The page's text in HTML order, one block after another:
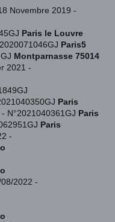
Novembre 2019 -
Paris le Louvre
Paris5
Montparnasse 75014
2021 -
Paris
N°2021040361GJ Paris
Paris
-
2022 -